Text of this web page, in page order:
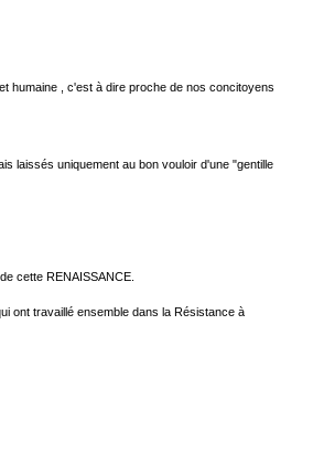
humaine , c'est à dire proche de nos concitoyens
laissés uniquement au bon vouloir d'une "gentille
cette RENAISSANCE.
ont travaillé ensemble dans la Résistance à